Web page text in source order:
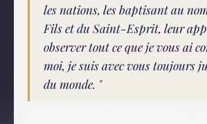
les nations, les baptisant au
Fils et du Saint-Esprit, leur
observer tout ce que je vous ai
moi, je suis avec vous toujours
du monde. "